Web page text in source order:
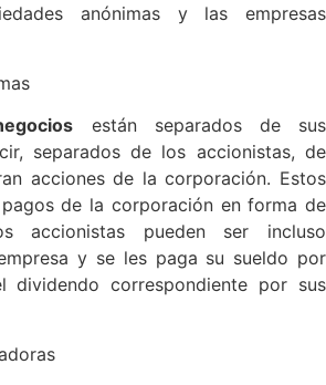
anónimas y las empresas
están separados de sus
separados de los accionistas, de
acciones de la corporación. Estos
de la corporación en forma de
accionistas pueden ser incluso
y se les paga su sueldo por
dividendo correspondiente por sus